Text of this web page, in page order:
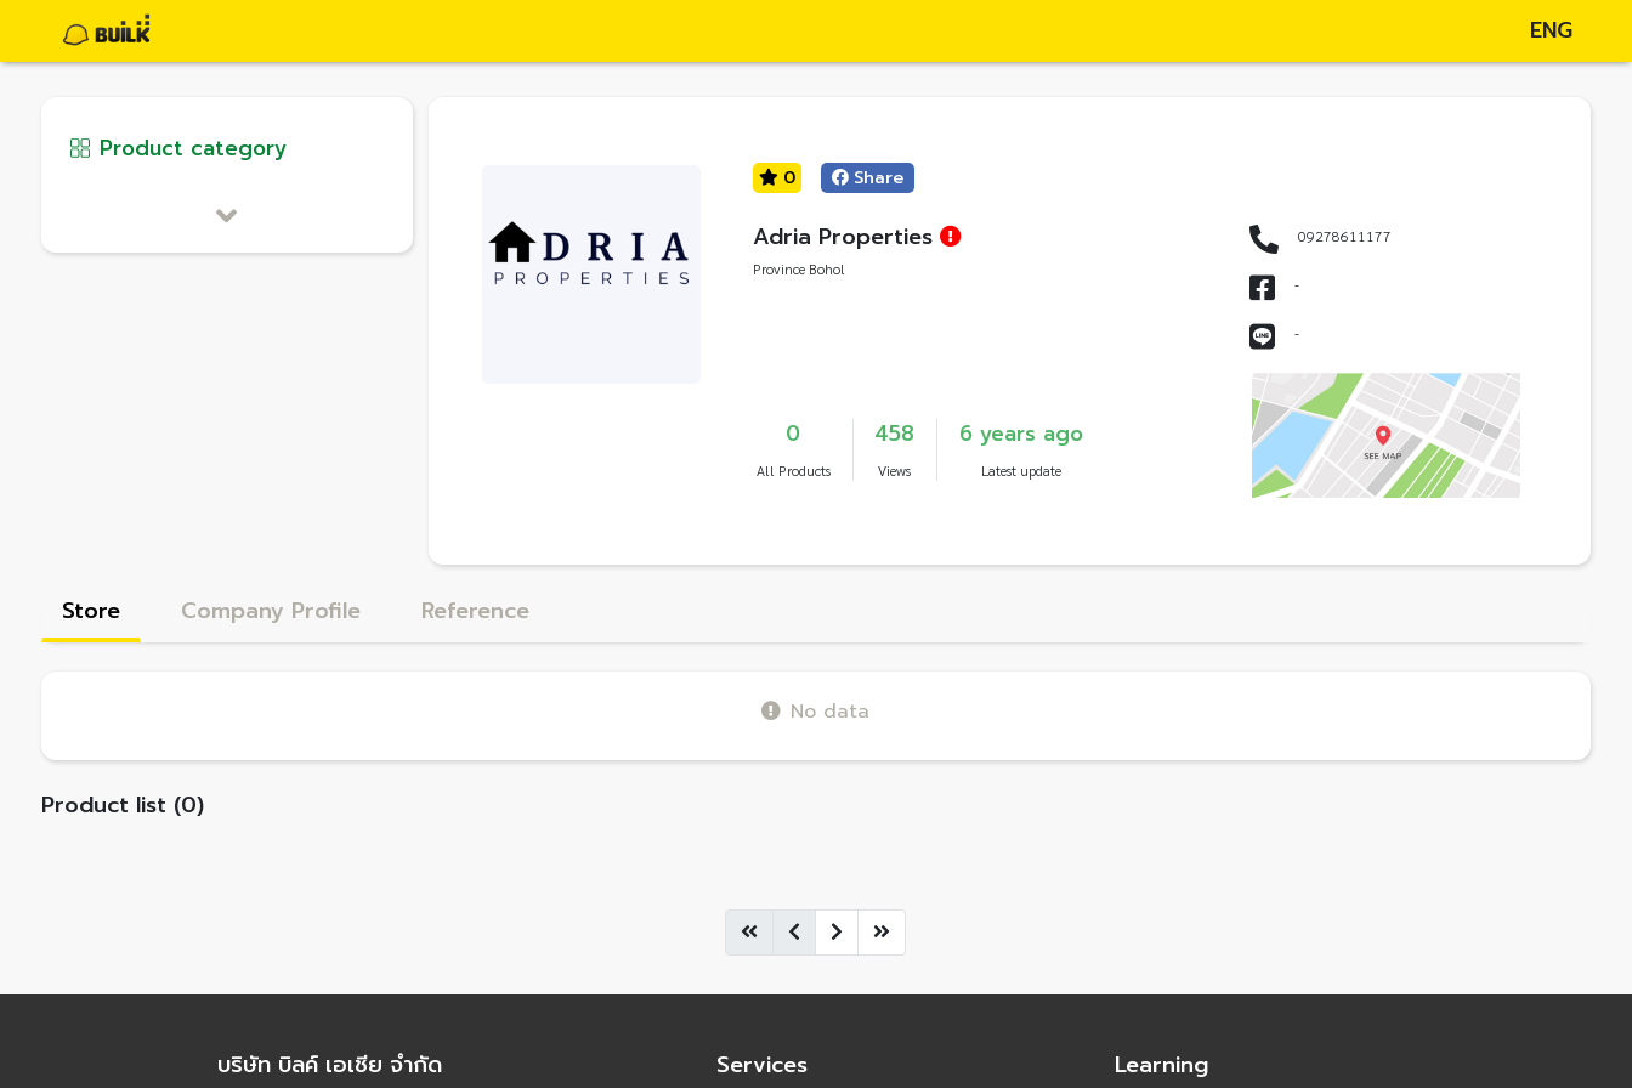
ENG
Product category
0 Share
Adria Properties
Province Bohol
0
All Products
458
Views
6 years ago
Latest update
09278611177
-
-
Store Company Profile Reference
No data
Product list (0)
บริษัท บิลค์ เอเชีย จำกัด Services Learning